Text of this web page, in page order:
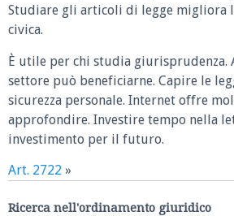
Studiare gli articoli di legge migliora
civica.
È utile per chi studia giurisprudenza.
settore può beneficiarne. Capire le
sicurezza personale. Internet offre
approfondire. Investire tempo nella
investimento per il futuro.
Art. 2722 »
Ricerca nell'ordinamento giuridico